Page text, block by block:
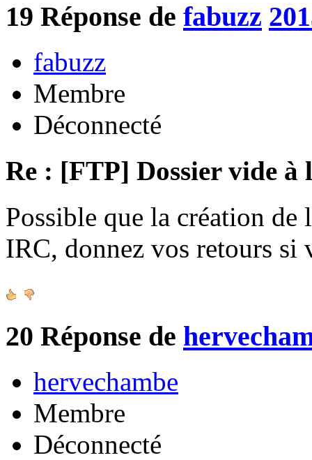
19 Réponse de fabuzz
fabuzz
Membre
Déconnecté
Re : [FTP] Dossier vide à
Possible que la création de
IRC, donnez vos retours si
20 Réponse de
hervechambe
Membre
Déconnecté